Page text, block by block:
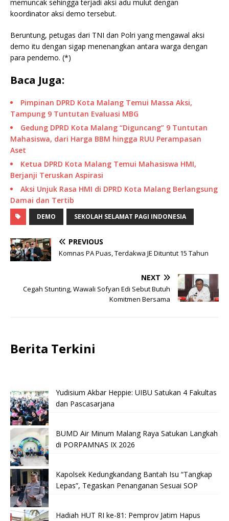
memuncak sehingga terjadi aksi adu mulut dengan
koordinator aksi demo tersebut.
Beruntung, petugas dari TNI dan Polri yang mengawal aksi
demo itu dengan sigap menenangkan antara warga dengan
para pendemo. (*)
Baca Juga:
Pimpinan DPRD Kota Malang Temui Massa Aksi,
Tampung 9 Tuntutan Evaluasi MBG
Gedung DPRD Kota Malang “Diguncang” 9 Tuntutan
Mahasiswa, dari Harga BBM hingga RUU Perampasan
Aset
Ketua DPRD Kota Malang Temui Mahasiswa HMI,
Berjanji Teruskan Aspirasi
Aksi Unjuk Rasa HMI di DPRD Kota Malang Berlangsung
Damai dan Tertib
DEMO SEKOLAH SELAMAT PAGI INDONESIA
PREVIOUS
Komnas PA Puas, Terdakwa JE Dituntut 15 Tahun
NEXT
Cegah Stunting, Wawali Sofyan Edi Sebut Butuh
Komitmen Bersama
Berita Terkini
Yudisium Akbar Heppie: UIBU Satukan 4 Fakultas
dan Pascasarjana
BUMD Air Minum Malang Raya Satukan Langkah
di PORPAMNAS IX 2026
Kapolsek Kedungkandang Bantah Isu “Tangkap
Lepas”, Tegaskan Penanganan Sesuai SOP
Hadiah HUT RI ke-81: Pemprov Jatim Hapus